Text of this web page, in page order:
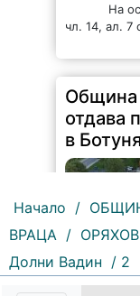
На
чл. 14, ал. 7
Община
отдава
в Ботуня
160 |
Начало /
ВРАЦА /
Долни Вадин / 2